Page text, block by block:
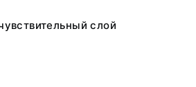
слой